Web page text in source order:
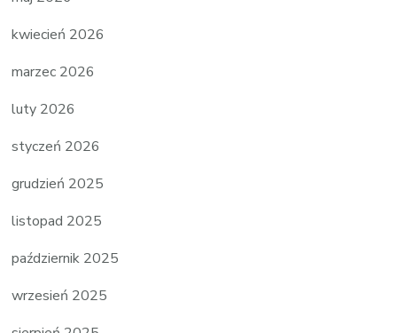
kwiecień 2026
marzec 2026
luty 2026
styczeń 2026
grudzień 2025
listopad 2025
październik 2025
wrzesień 2025